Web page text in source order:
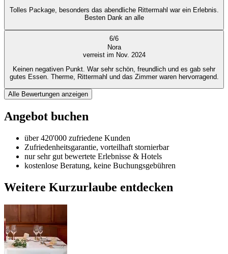
Tolles Package, besonders das abendliche Rittermahl war ein Erlebnis.
Besten Dank an alle
6/6
Nora
verreist im Nov. 2024
Keinen negativen Punkt. War sehr schön, freundlich und es gab sehr
gutes Essen. Therme, Rittermahl und das Zimmer waren hervorragend.
Alle Bewertungen anzeigen
Angebot buchen
über 420'000 zufriedene Kunden
Zufriedenheitsgarantie, vorteilhaft stornierbar
nur sehr gut bewertete Erlebnisse & Hotels
kostenlose Beratung, keine Buchungsgebühren
Weitere Kurzurlaube entdecken